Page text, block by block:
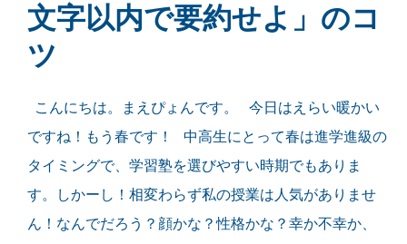
文字以内で要約せよ」のコ
ツ
こんにちは。まえぴょんです。 今日はえらい暖かい
ですね！もう春です！ 中高生にとって春は進学進級の
タイミングで、学習塾を選びやすい時期でもありま
す。しかーし！相変わらず私の授業は人気がありませ
ん！なんでだろう？顔かな？性格かな？幸か不幸か、